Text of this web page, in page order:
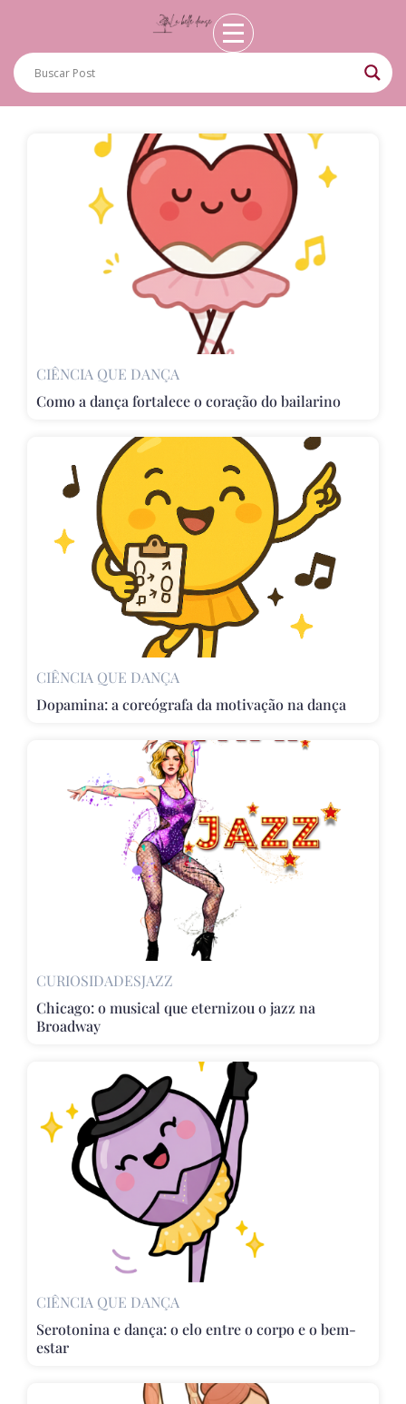
CIÊNCIA QUE DANÇA
Como a dança fortalece o coração do bailarino
CIÊNCIA QUE DANÇA
Dopamina: a coreógrafa da motivação na dança
CURIOSIDADESJAZZ
Chicago: o musical que eternizou o jazz na
Broadway
CIÊNCIA QUE DANÇA
Serotonina e dança: o elo entre o corpo e o bem-
estar